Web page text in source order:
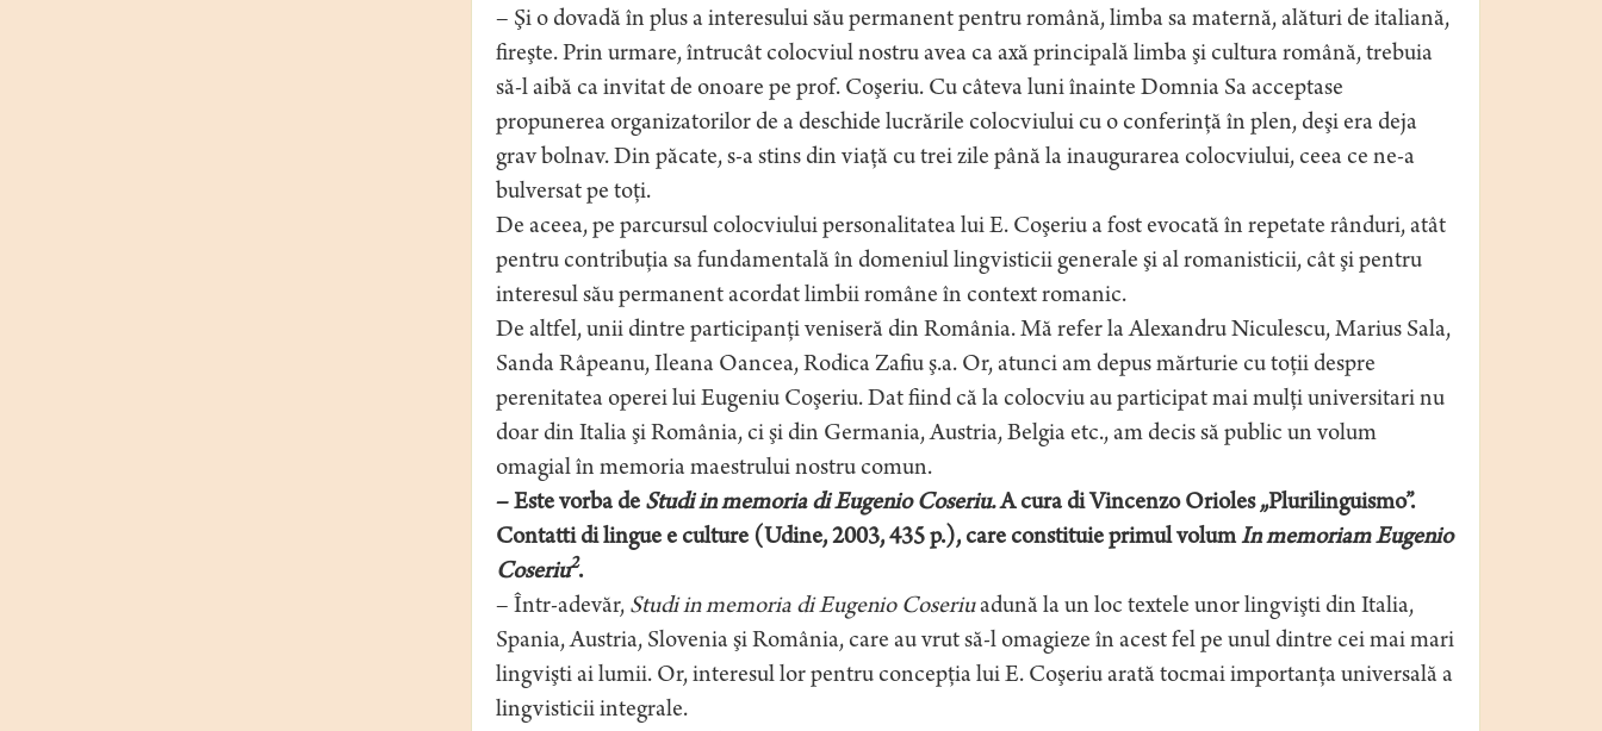
– Şi o dovadă în plus a interesului său permanent pentru română, limba sa maternă, alături de italiană,
fireşte. Prin urmare, întrucât colocviul nostru avea ca axă principală limba şi cultura română, trebuia
să-l aibă ca invitat de onoare pe prof. Coşeriu. Cu câteva luni înainte Domnia Sa acceptase
propunerea organizatorilor de a deschide lucrările colocviului cu o conferinţă în plen, deşi era deja
grav bolnav. Din păcate, s-a stins din viaţă cu trei zile până la inaugurarea colocviului, ceea ce ne-a
bulversat pe toţi.
De aceea, pe parcursul colocviului personalitatea lui E. Coşeriu a fost evocată în repetate rânduri, atât
pentru contribuţia sa fundamentală în domeniul lingvisticii generale şi al romanisticii, cât şi pentru
interesul său permanent acordat limbii române în context romanic.
De altfel, unii dintre participanţi veniseră din România. Mă refer la Alexandru Niculescu, Marius Sala,
Sanda Râpeanu, Ileana Oancea, Rodica Zafiu ş.a. Or, atunci am depus mărturie cu toţii despre
perenitatea operei lui Eugeniu Coşeriu. Dat fiind că la colocviu au participat mai mulţi universitari nu
doar din Italia şi România, ci şi din Germania, Austria, Belgia etc., am decis să public un volum
omagial în memoria maestrului nostru comun.
– Este vorba de Studi in memoria di Eugenio Coseriu.A cura di Vincenzo Orioles „Plurilinguismo”.
Contatti di lingue e culture (Udine, 2003, 435 p.), care constituie primul volumIn memoriam Eugenio
Coseriu2.
– Într-adevăr, Studi in memoria di Eugenio Coseriuadună la un loc textele unor lingvişti din Italia,
Spania, Austria, Slovenia şi România, care au vrut să-l omagieze în acest fel pe unul dintre cei mai mari
lingvişti ai lumii. Or, interesul lor pentru concepţia lui E. Coşeriu arată tocmai importanţa universală a
lingvisticii integrale.